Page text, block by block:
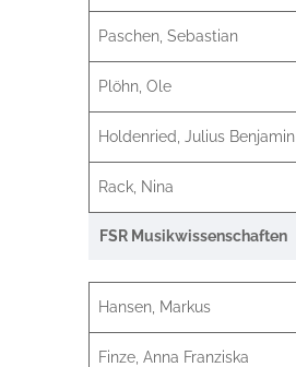
Paschen, Sebastian
Plöhn, Ole
Holdenried, Julius Benjamin
Rack, Nina
FSR Musikwissenschaften
Hansen, Markus
Finze, Anna Franziska